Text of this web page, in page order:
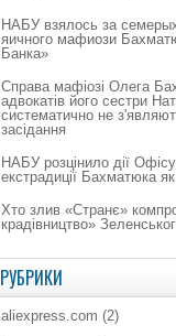
НАБУ взялось за
яичного мафиози
Банка»
Справа мафіозі Олега
адвокатів його сестри
систематично не
засідання
НАБУ розцінило дії
екстрадиції Бахматюка
Хто злив «Странє»
крадівництво»
РУБРИКИ
aliexpress.com (2)